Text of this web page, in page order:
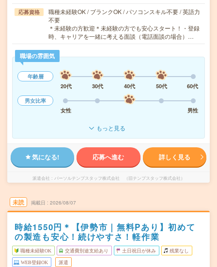
応募資格
職種未経験OK / ブランクOK / パソコンスキル不要 / 英語力
不要
＊未経験の方歓迎＊未経験の方でも安心スタート！・登録
時、キャリアを一緒に考える面談（電話面談の場合）…
職場の雰囲気
年齢層
20代
30代 40代 50代
60代
男女比率
女性
男性
もっと見る
気になる! 応募へ進む 詳しく見る
派遣会社 パーソルテンプスタッフ株式会社 （旧テンプスタッフ株式会社）
未読 掲載日 2026/08/07
時給1550円＊【伊勢市｜無料Pあり】初めて
の製造も安心！続けやすさ！軽作業
職種未経験OK 交通費別途支給あり 土日祝日が休み 残業なし
WEB登録OK 派遣